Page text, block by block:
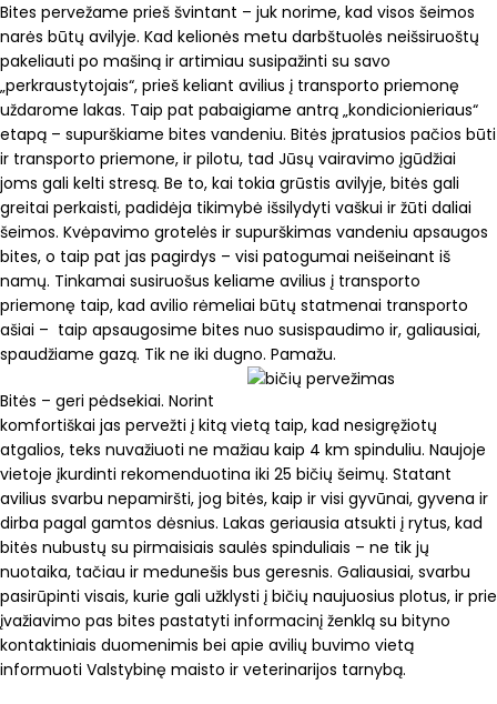
Bites pervežame prieš švintant – juk norime, kad visos šeimos
narės būtų avilyje. Kad kelionės metu darbštuolės neišsiruoštų
pakeliauti po mašiną ir artimiau susipažinti su savo
„perkraustytojais“, prieš keliant avilius į transporto priemonę
uždarome lakas. Taip pat pabaigiame antrą „kondicionieriaus“
etapą – supurškiame bites vandeniu. Bitės įpratusios pačios būti
ir transporto priemone, ir pilotu, tad Jūsų vairavimo įgūdžiai
joms gali kelti stresą. Be to, kai tokia grūstis avilyje, bitės gali
greitai perkaisti, padidėja tikimybė išsilydyti vaškui ir žūti daliai
šeimos. Kvėpavimo grotelės ir supurškimas vandeniu apsaugos
bites, o taip pat jas pagirdys – visi patogumai neišeinant iš
namų. Tinkamai susiruošus keliame avilius į transporto
priemonę taip, kad avilio rėmeliai būtų statmenai transporto
ašiai – taip apsaugosime bites nuo susispaudimo ir, galiausiai,
spaudžiame gazą. Tik ne iki dugno. Pamažu.
Bitės – geri pėdsekiai. Norint
komfortiškai jas pervežti į kitą vietą taip, kad nesigręžiotų
atgalios, teks nuvažiuoti ne mažiau kaip 4 km spinduliu. Naujoje
vietoje įkurdinti rekomenduotina iki 25 bičių šeimų. Statant
avilius svarbu nepamiršti, jog bitės, kaip ir visi gyvūnai, gyvena ir
dirba pagal gamtos dėsnius. Lakas geriausia atsukti į rytus, kad
bitės nubustų su pirmaisiais saulės spinduliais – ne tik jų
nuotaika, tačiau ir medunešis bus geresnis. Galiausiai, svarbu
pasirūpinti visais, kurie gali užklysti į bičių naujuosius plotus, ir prie
įvažiavimo pas bites pastatyti informacinį ženklą su bityno
kontaktiniais duomenimis bei apie avilių buvimo vietą
informuoti Valstybinę maisto ir veterinarijos tarnybą.